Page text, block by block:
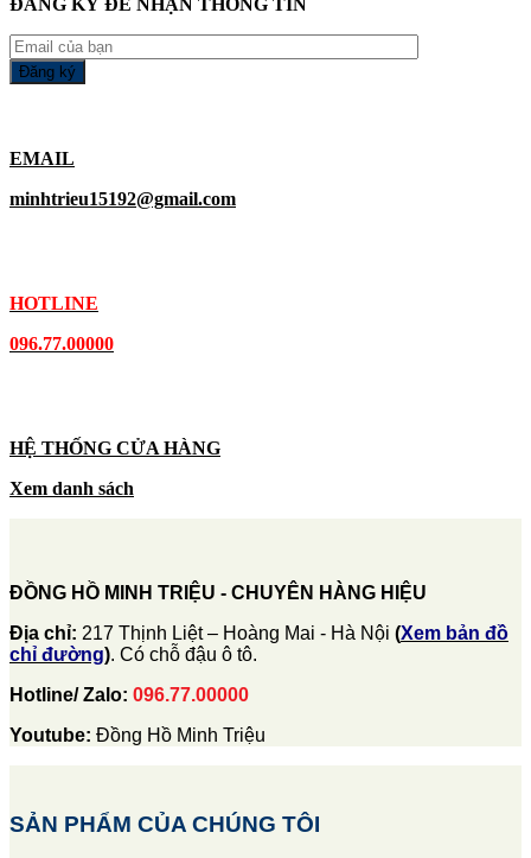
ĐĂNG KÝ ĐỂ NHẬN THÔNG TIN
EMAIL
minhtrieu15192@gmail.com
HOTLINE
096.77.00000
HỆ THỐNG CỬA HÀNG
Xem danh sách
ĐỒNG HỒ MINH TRIỆU - CHUYÊN HÀNG HIỆU
Địa chỉ: 217 Thịnh Liệt – Hoàng Mai - Hà Nội (Xem bản đồ
chỉ đường). Có chỗ đậu ô tô.
Hotline/ Zalo: 096.77.00000
Youtube: Đồng Hồ Minh Triệu
SẢN PHẨM CỦA CHÚNG TÔI